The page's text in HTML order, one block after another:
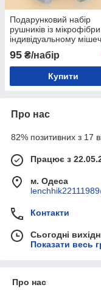
Подарунковий набір
рушників із
індивідуальному
(Баня + Обличчя)
95 ₴/набір
Купити
Про нас
82% позитивних з 17
Працює з
м. Одеса
Контакти
Сьогодні
Показати весь
Про нас